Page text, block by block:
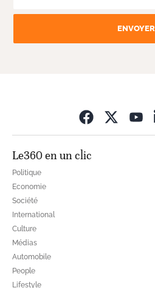
ENVOYER
Le360 en un clic
Politique
Economie
Société
International
Culture
Médias
Automobile
People
Lifestyle